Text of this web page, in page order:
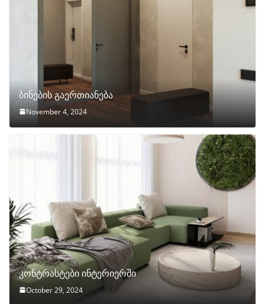
ბინების გაერთიანება
November 4, 2024
კონტრასტები ინტერიერში
October 29, 2024